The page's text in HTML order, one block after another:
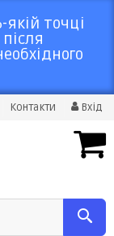
точці
Контакти Вхід